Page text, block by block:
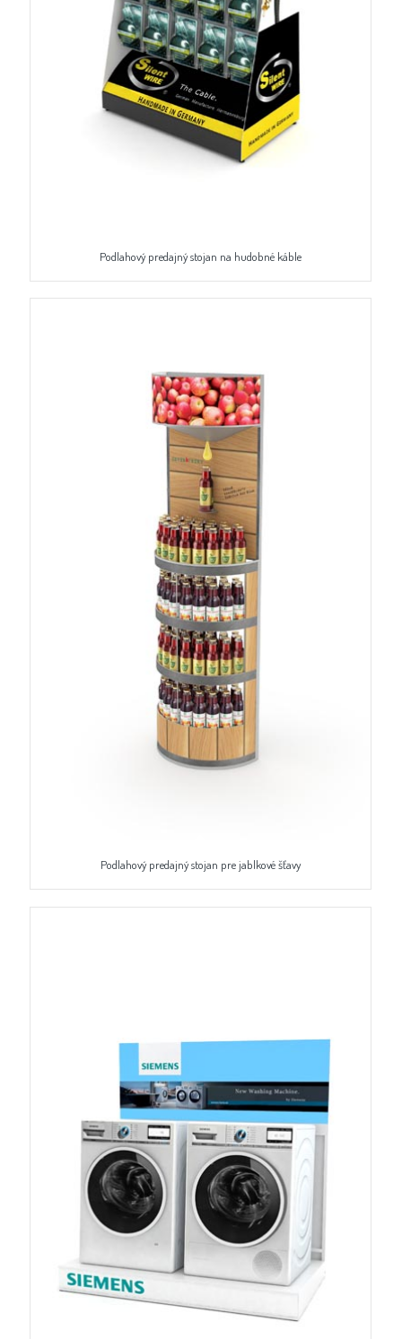
Podlahový predajný stojan na hudobné káble
Podlahový predajný stojan pre jablkové šťavy